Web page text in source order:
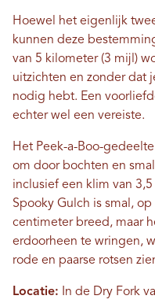
Hoewel het eigenlijk
kunnen deze
van 5 kilometer (3 mijl)
uitzichten en zonder dat
nodig hebt. Een
echter wel een vereiste.
Het Peek-a-Boo-
om door bochten en
inclusief een klim van
Spooky Gulch is smal,
centimeter breed, maar
erdoorheen te wringen,
rode en paarse rotsen
Locatie: In de Dry Fork